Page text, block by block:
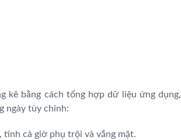
kê bằng cách tổng hợp dữ liệu ứng dụng,
ngày tùy chỉnh:
tính cả giờ phụ trội và vắng mặt.